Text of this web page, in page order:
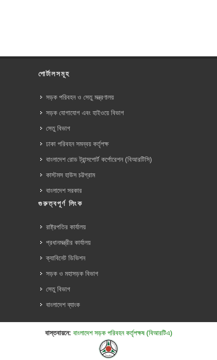
পোর্টালসমূহ
সড়ক পরিবহন ও সেতু মন্ত্রণালয়
সড়ক যোগাযোগ এবং হাইওয়ে বিভাগ
সেতু বিভাগ
ঢাকা পরিবহন সমন্বয় কর্তৃপক্ষ
বাংলাদেশ রোড ট্রান্সপোর্ট কর্পোরেশন (বিআরটিসি)
কাস্টমস হাউস চট্টগ্রাম
বাংলাদেশ সরকার
গুরুত্বপূর্ণ লিংক
রাষ্ট্রপতির কার্যালয়
প্রধানমন্ত্রীর কার্যালয়
ক্যাবিনেট ডিভিশন
সড়ক ও মহাসড়ক বিভাগ
সেতু বিভাগ
বাংলাদেশ ব্যাংক
বাস্তবায়নে: বাংলাদেশ সড়ক পরিবহন কর্তৃপক্ষ (বিআরটিএ)